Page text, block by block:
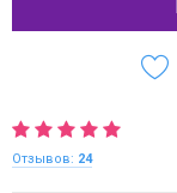
Отзывов: 24